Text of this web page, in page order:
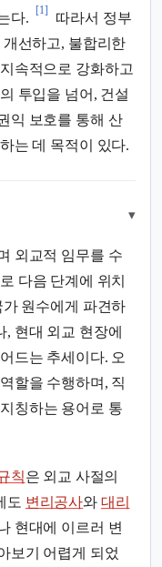
다.
[1]
따라서 정부
선하고, 불합리한
속적으로 강화하고
투입을 넘어, 건설
익 보호를 통해 산
는 데 목적이 있다.
▾
외교적 임무를 수
다음 단계에 위치
원수에게 파견하
현대 외교 현장에
드는 추세이다. 오
할을 수행하며, 직
칭하는 용어로 통
칙은 외교 사절의
도 변리공사와 대리
현대에 이르러 변
보기 어렵게 되었